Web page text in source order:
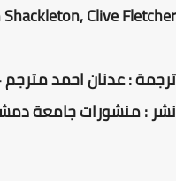
Clive Fletcher
ترجمة : عدنان احمد
نشر : منشورات جامعة